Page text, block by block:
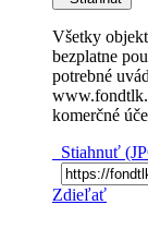
Všetky
bezplatne
potrebné
komerčné
Stiahnuť
Zdieľať